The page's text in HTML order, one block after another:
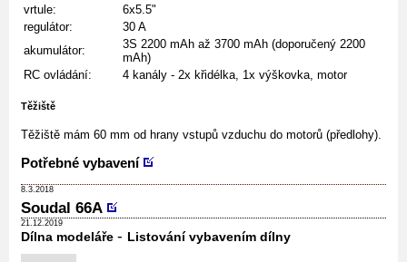
vrtule:
6x5.5"
regulátor:
30 A
akumulátor:
3S 2200 mAh až 3700 mAh (doporučený 2200
mAh)
RC ovládání:
4 kanály - 2x křidélka, 1x výškovka, motor
Těžiště
Těžiště mám 60 mm od hrany vstupů vzduchu do motorů (předlohy).
Potřebné vybavení
8.3.2018
Soudal 66A
21.12.2019
Dílna modeláře - Listování vybavením dílny